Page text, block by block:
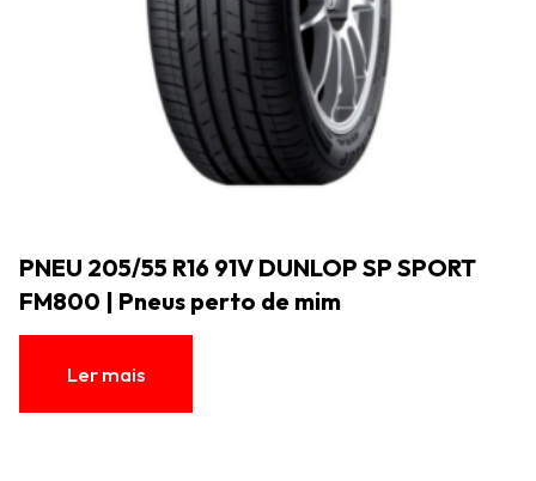
PNEU 205/55 R16 91V DUNLOP SP SPORT
FM800 | Pneus perto de mim
Ler mais